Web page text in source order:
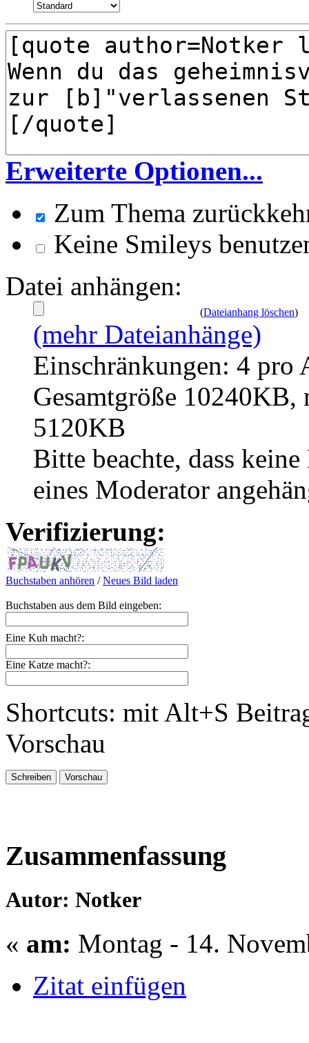
Erweiterte Optionen...
Zum Thema
Keine Smileys
Datei anhängen:
(Dateianhang löschen)
(mehr Dateianhänge)
Einschränkungen: 4 pro
Gesamtgröße
5120KB
Bitte beachte, dass
eines Moderator
Verifizierung:
Buchstaben anhören /Neues Bild laden
Buchstaben aus dem Bild eingeben:
Eine Kuh macht?:
Eine Katze macht?:
Shortcuts: mit Alt+S
Vorschau
Zusammenfassung
Autor: Notker
« am: Montag - 14.
Zitat einfügen